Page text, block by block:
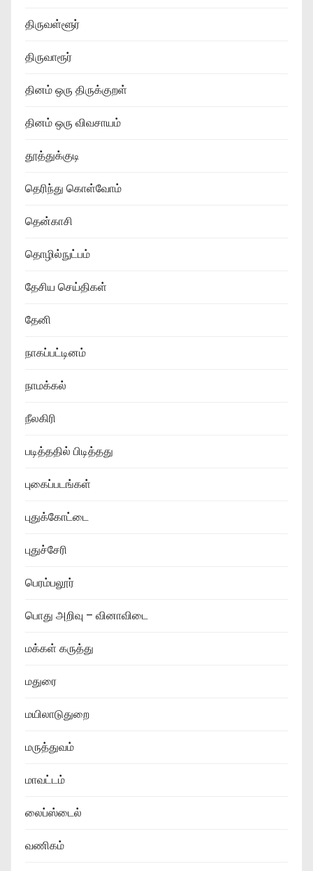
திருவள்ளூர்
திருவாரூர்
தினம் ஒரு திருக்குறள்
தினம் ஒரு விவசாயம்
தூத்துக்குடி
தெரிந்து கொள்வோம்
தென்காசி
தொழில்நுட்பம்
தேசிய செய்திகள்
தேனி
நாகப்பட்டினம்
நாமக்கல்
நீலகிரி
படித்ததில் பிடித்தது
புகைப்படங்கள்
புதுக்கோட்டை
புதுச்சேரி
பெரம்பலூர்
பொது அறிவு – வினாவிடை
மக்கள் கருத்து
மதுரை
மயிலாடுதுறை
மருத்துவம்
மாவட்டம்
லைப்ஸ்டைல்
வணிகம்